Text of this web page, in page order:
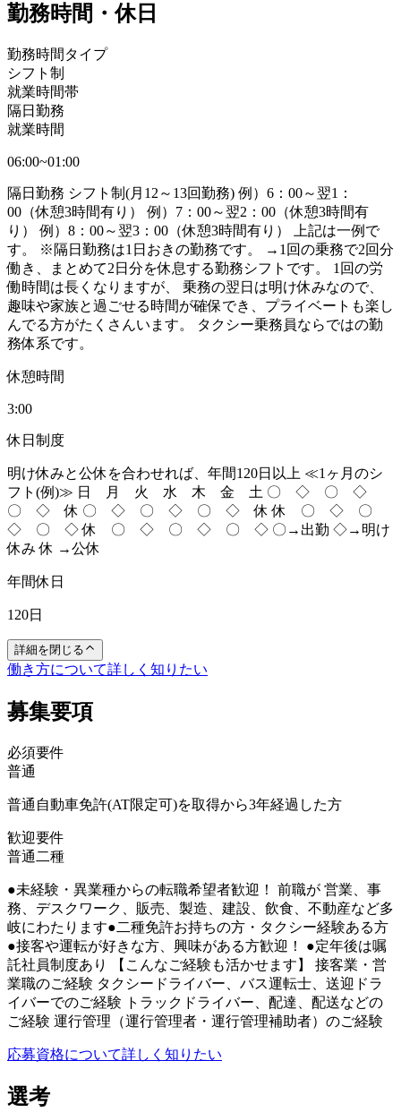
勤務時間・休日
勤務時間タイプ
シフト制
就業時間帯
隔日勤務
就業時間
06:00~01:00
隔日勤務 シフト制(月12～13回勤務) 例）6：00～翌1：
00（休憩3時間有り） 例）7：00～翌2：00（休憩3時間有
り） 例）8：00～翌3：00（休憩3時間有り） 上記は一例で
す。 ※隔日勤務は1日おきの勤務です。 →1回の乗務で2回分
働き、まとめて2日分を休息する勤務シフトです。 1回の労
働時間は長くなりますが、 乗務の翌日は明け休みなので、
趣味や家族と過ごせる時間が確保でき、プライベートも楽し
んでる方がたくさんいます。 タクシー乗務員ならではの勤
務体系です。
休憩時間
3:00
休日制度
明け休みと公休を合わせれば、年間120日以上 ≪1ヶ月のシ
フト(例)≫ 日 月 火 水 木 金 土 〇 ◇ 〇 ◇
〇 ◇ 休 〇 ◇ 〇 ◇ 〇 ◇ 休 休 〇 ◇ 〇
◇ 〇 ◇ 休 〇 ◇ 〇 ◇ 〇 ◇ 〇→出勤 ◇→明け
休み 休 →公休
年間休日
120日
詳細を閉じる
働き方について詳しく知りたい
募集要項
必須要件
普通
普通自動車免許(AT限定可)を取得から3年経過した方
歓迎要件
普通二種
●未経験・異業種からの転職希望者歓迎！ 前職が 営業、事
務、デスクワーク、販売、製造、建設、飲食、不動産など多
岐にわたります●二種免許お持ちの方・タクシー経験ある方
●接客や運転が好きな方、興味がある方歓迎！ ●定年後は嘱
託社員制度あり 【こんなご経験も活かせます】 接客業・営
業職のご経験 タクシードライバー、バス運転士、送迎ドラ
イバーでのご経験 トラックドライバー、配達、配送などの
ご経験 運行管理（運行管理者・運行管理補助者）のご経験
応募資格について詳しく知りたい
選考